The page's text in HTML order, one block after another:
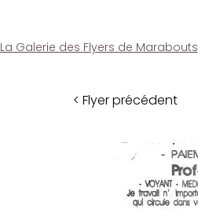
La Galerie des Flyers de Marabouts
< Flyer précédent